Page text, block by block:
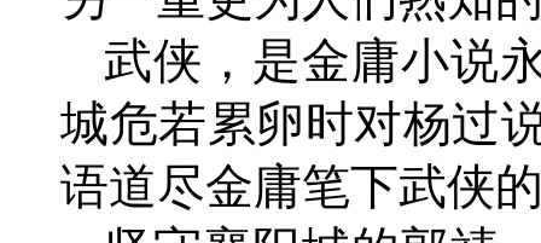
武侠，是金庸小说
城危若累卵时对杨过
语道尽金庸笔下武侠